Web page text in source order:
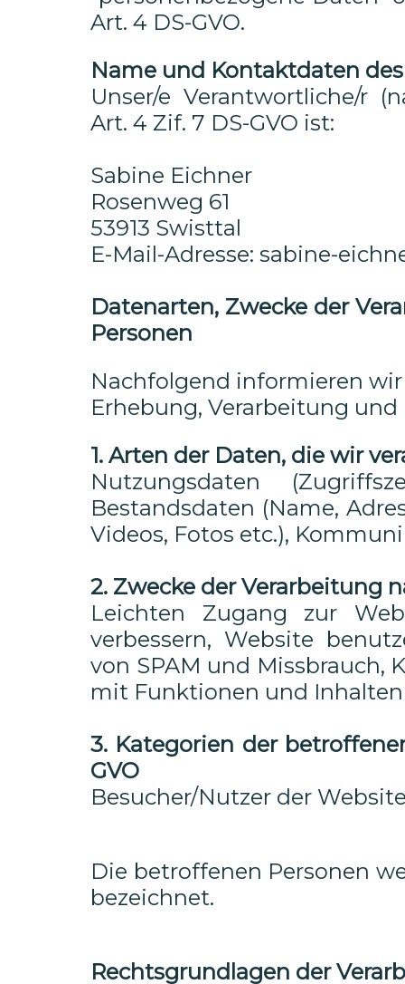
Art. 4 DS-GVO.
Name und Kontaktdaten
Unser/e Verantwortliche/r
Art. 4 Zif. 7 DS-GVO ist:
Sabine Eichner
Rosenweg 61
53913 Swisttal
E-Mail-Adresse: sabine-
Datenarten, Zwecke der
Personen
Nachfolgend informieren
Erhebung, Verarbeitung
1. Arten der Daten, die wir
Nutzungsdaten
Bestandsdaten (Name,
Videos, Fotos etc.),
2. Zwecke der Verarbeitung
Leichten Zugang zur
verbessern, Website
von SPAM und Missbrauch,
mit Funktionen und
3. Kategorien der
GVO
Besucher/Nutzer der
Die betroffenen Personen
bezeichnet.
Rechtsgrundlagen der